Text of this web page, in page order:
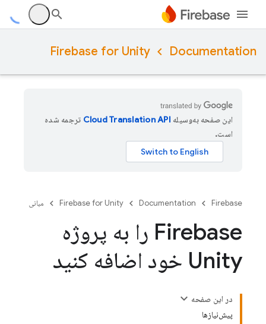
Documentation
Firebase for Unity
این صفحه به‌وسیله
ترجمه شده
است.
Firebase
Documentation
Firebase for Unity مبانی
Firebase را به پروژه
Unity خود اضافه کنید
در این صفحه
پیش‌نیازها